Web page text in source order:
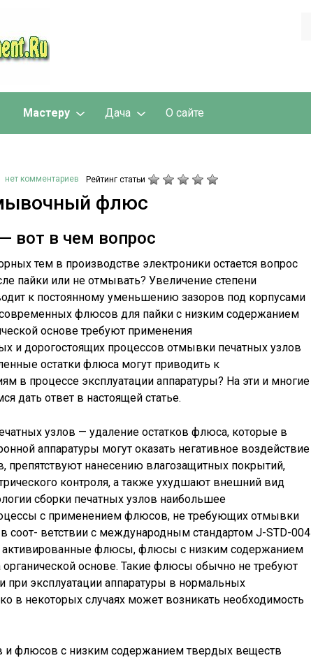
Мастеру Дача О сайте
нет комментариев Рейтинг статьи
флюс
вот в чем вопрос
тем в производстве электроники остается вопрос
пайки или не отмывать? Увеличение степени
к постоянному уменьшению зазоров под корпусами
флюсов для пайки с низким содержанием
основе требуют применения
и дорогостоящих процессов отмывки печатных узлов
остатки флюса могут приводить к
в процессе эксплуатации аппаратуры? На эти и многие
дать ответ в настоящей статье.
узлов — удаление остатков флюса, которые в
аппаратуры могут оказать негативное воздействие
препятствуют нанесению влагозащитных покрытий,
контроля, а также ухудшают внешний вид
сборки печатных узлов наибольшее
с применением флюсов, не требующих отмывки
соот- ветствии с международным стандартом J-STD-004
активированные флюсы, флюсы с низким содержанием
основе. Такие флюсы обычно не требуют
при эксплуатации аппаратуры в нормальных
в некоторых случаях может возникать необходимость
и флюсов с низким содержанием твердых веществ